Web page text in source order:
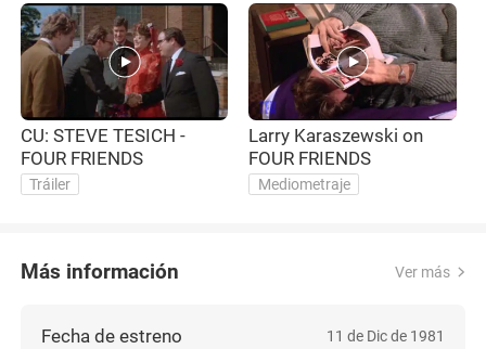
CU: STEVE TESICH -
FOUR FRIENDS
Tráiler
Larry Karaszewski on
FOUR FRIENDS
Mediometraje
Más información Ver más
Fecha de estreno 11 de Dic de 1981